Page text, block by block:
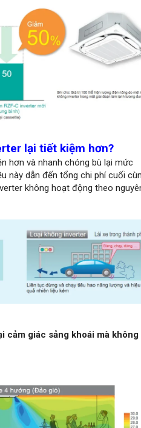
lại tiết kiệm hơn?
hơn và nhanh chóng bù lại mức
này dẫn đến tổng chi phí cuối
không hoạt động theo
cảm giác sảng khoái mà không